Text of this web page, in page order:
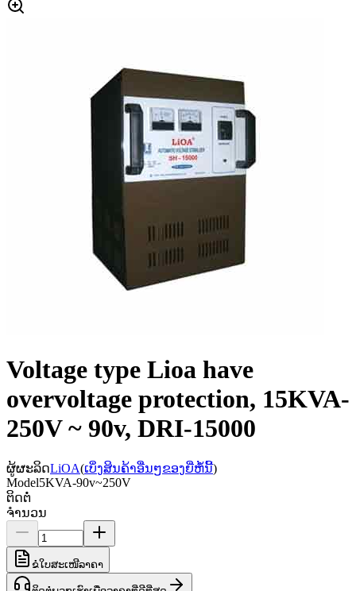
Voltage type Lioa have
overvoltage protection, 15KVA-
250V ~ 90v, DRI-15000
ຜູ້ຜະລິດLiOA(ເບິ່ງສິນຄ້າອື່ນໆຂອງຍີ່ຫໍ້ນີ້)
Model5KVA-90v~250V
ຕິດຕໍ່
ຈຳນວນ
ຂໍໃບສະເໜີລາຄາ